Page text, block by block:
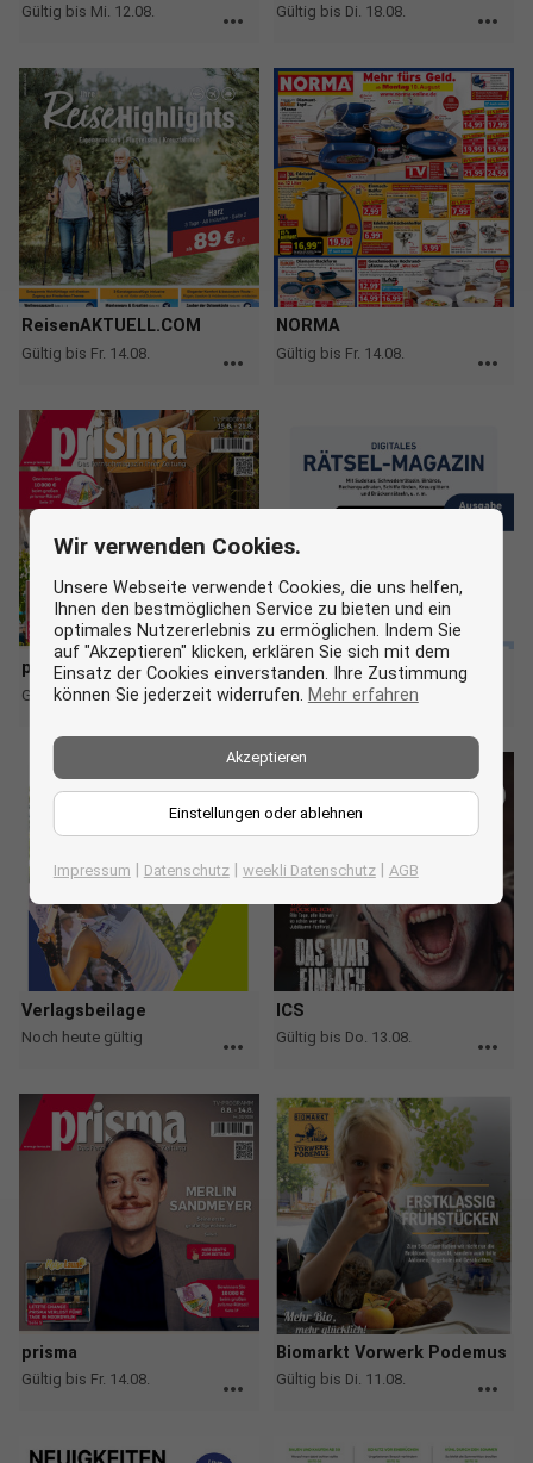
Gültig bis Mi. 12.08. more_horiz Gültig bis Di. 18.08. more_horiz
ReisenAKTUELL.COM
Gültig bis Fr. 14.08. more_horiz
NORMA
Gültig bis Fr. 14.08. more_horiz
prisma
Gültig ab Sa. 15.08. more_horiz
Verlagsbeilage
Gültig bis Do. 13.08.
Verlagsbeilage
Noch heute gültig more_horiz
ICS
Gültig bis Do. 13.08. more_horiz
prisma
Gültig bis Fr. 14.08. more_horiz
Biomarkt Vorwerk Podemus
Gültig bis Di. 11.08. more_horiz
Wir verwenden Cookies.
Unsere Webseite verwendet Cookies, die uns helfen,
Ihnen den bestmöglichen Service zu bieten und ein
optimales Nutzererlebnis zu ermöglichen. Indem Sie
auf "Akzeptieren" klicken, erklären Sie sich mit dem
Einsatz der Cookies einverstanden. Ihre Zustimmung
können Sie jederzeit widerrufen. Mehr erfahren
Einstellungen oder ablehnen
Akzeptieren
Impressum Datenschutz| weekli Datenschutz| AGB